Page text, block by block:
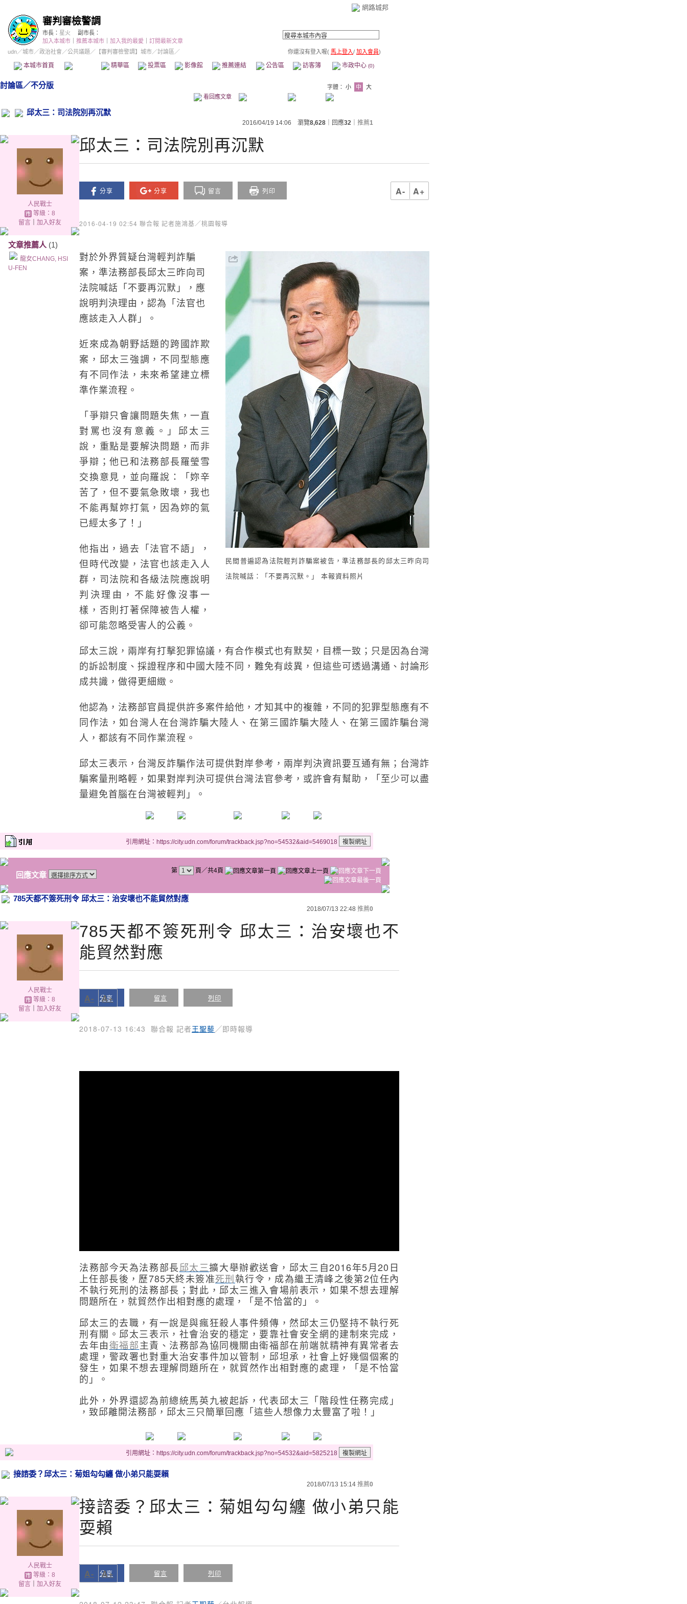
網路城邦
審判審檢警調
市長： 星火
副市長：
加入本城市
推薦本城市 加入我的最愛
訂閱最新文章
udn／城市／政治社會 ／公共議題 ／ 【審判審檢警調】城市／討論區／ 你還沒有登入喔( 馬上登入/ 加入會員)
本城市首頁 精華區 投票區 影像館 推薦連結 公告區 訪客簿 市政中心 (0)
討論區／不分版 字體： 小 中
大
看回應文章
邱太三：司法院別再沉默
2016/04/19 14:06 瀏覽8,628 ｜回應32 推薦1
人民戰士
等級：8
留言｜ 加入好友
文章推薦人 (1)
龍女CHANG, HSI
U-FEN
邱太三：司法院別再沉默
分享 分享 留言 列印 A- A+
2016-04-19 02:54 聯合報 記者施鴻基／桃園報導
民間普遍認為法院輕判詐騙案被告，準法務部長的邱太三昨向司
法院喊話：「不要再沉默。」 本報資料照片
對於外界質疑台灣輕判詐騙
案，準法務部長邱太三昨向司
法院喊話「不要再沉默」，應
說明判決理由，認為「法官也
應該走入人群」。
近來成為朝野話題的跨國詐欺
案，邱太三強調，不同型態應
有不同作法，未來希望建立標
準作業流程。
「爭辯只會讓問題失焦，一直
對罵也沒有意義。」邱太三
說，重點是要解決問題，而非
爭辯；他已和法務部長羅瑩雪
交換意見，並向羅說：「妳辛
苦了，但不要氣急敗壞，我也
不能再幫妳打氣，因為妳的氣
已經太多了！」
他指出，過去「法官不語」，
但時代改變，法官也該走入人
群，司法院和各級法院應說明
判決理由，不能好像沒事一
樣，否則打著保障被告人權，
卻可能忽略受害人的公義。
邱太三說，兩岸有打擊犯罪協議，有合作模式也有默契，目標一致；只是因為台灣
的訴訟制度、採證程序和中國大陸不同，難免有歧異，但這些可透過溝通、討論形
成共識，做得更細緻。
他認為，法務部官員提供許多案件給他，才知其中的複雜，不同的犯罪型態應有不
同作法，如台灣人在台灣詐騙大陸人、在第三國詐騙大陸人、在第三國詐騙台灣
人，都該有不同作業流程。
邱太三表示，台灣反詐騙作法可提供對岸參考，兩岸判決資訊要互通有無；台灣詐
騙案量刑略輕，如果對岸判決可提供台灣法官參考，或許會有幫助，「至少可以盡
量避免首腦在台灣被輕判」。
引用網址：https://city.udn.com/forum/trackback.jsp?no=54532&aid=5469018
回應文章 第 頁／共4頁
785天都不簽死刑令 邱太三：治安壞也不能貿然對應
2018/07/13 22:48 推薦0
人民戰士
等級：8
留言｜ 加入好友
785天都不簽死刑令 邱太三：治安壞也不
能貿然對應
分享 留言 列印
A- A+
2018-07-13 16:43 聯合報 記者王聖藜╱即時報導
法務部今天為法務部長邱太三擴大舉辦歡送會，邱太三自2016年5月20日
上任部長後，歷785天終未簽准死刑執行令，成為繼王清峰之後第2位任內
不執行死刑的法務部長；對此，邱太三進入會場前表示，如果不想去理解
問題所在，就貿然作出相對應的處理，「是不恰當的」。
邱太三的去職，有一說是與瘋狂殺人事件頻傳，然邱太三仍堅持不執行死
刑有關。邱太三表示，社會治安的穩定，要靠社會安全網的建制來完成，
去年由衛福部主責、法務部為協同機關由衛福部在前端就精神有異常者去
處理，警政署也對重大治安事件加以管制，邱坦承，社會上好幾個個案的
發生，如果不想去理解問題所在，就貿然作出相對應的處理，「是不恰當
的」。
此外，外界還認為前總統馬英九被起訴，代表邱太三「階段性任務完成」
，致邱離開法務部，邱太三只簡單回應「這些人想像力太豐富了啦！」
引用網址：https://city.udn.com/forum/trackback.jsp?no=54532&aid=5825218
接諮委？邱太三：菊姐勾勾纏 做小弟只能耍賴
2018/07/13 15:14 推薦0
人民戰士
等級：8
留言｜ 加入好友
接諮委？邱太三：菊姐勾勾纏 做小弟只能
耍賴
分享 留言 列印
A- A+